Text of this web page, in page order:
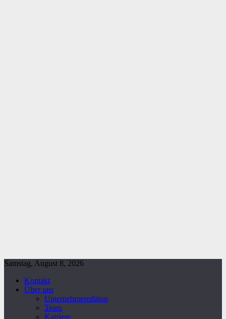
Samstag, August 8, 2026
Kontakt
Über uns
Unternehmeredition
Team
Karriere